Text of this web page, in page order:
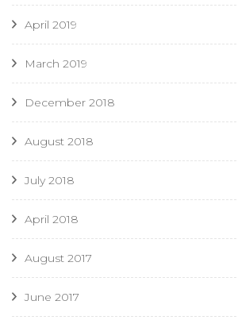
April 2019
March 2019
December 2018
August 2018
July 2018
April 2018
August 2017
June 2017